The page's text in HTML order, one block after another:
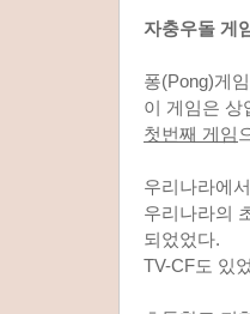
자충우돌 게
퐁(Pong)게
이 게임은 상
첫번째 게임
우리나라에
우리나라의
되었었다.
TV-CF도 있